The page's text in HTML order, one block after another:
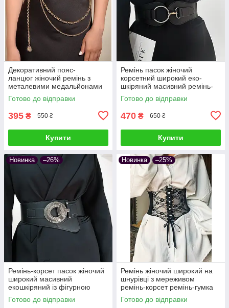
Декоративний пояс-
ланцюг жіночий ремінь з
металевими медальйонами
зірки та місяць луна з
ланцюжком у вінтажному
Готово до відправки
395 ₴ 550 ₴
Купити
Ремінь пасок жіночий
корсетний широкий еко-
шкіряний масивний ремінь-
корсет ремінь-гумка Чорний
Готово до відправки
470 ₴ 650 ₴
Купити
Новинка –26%
Ремінь-корсет пасок жіночий
широкий масивний
екошкіряний із фігурною
вінтажною пряжкою ремінь-
гумка Чорний
Готово до відправки
Новинка –25%
Ремінь жіночий широкий на
шнурівці з мереживом
ремінь-корсет ремінь-гумка
чорний розмір S на обхват
талії 63-73 см
Готово до відправки